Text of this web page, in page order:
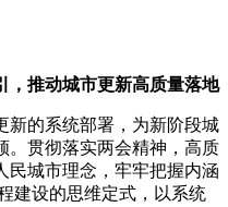
推动城市更新高质量落地
的系统部署，为新阶段城
。贯彻落实两会精神，高质
民城市理念，牢牢把握内涵
建设的思维定式，以系统